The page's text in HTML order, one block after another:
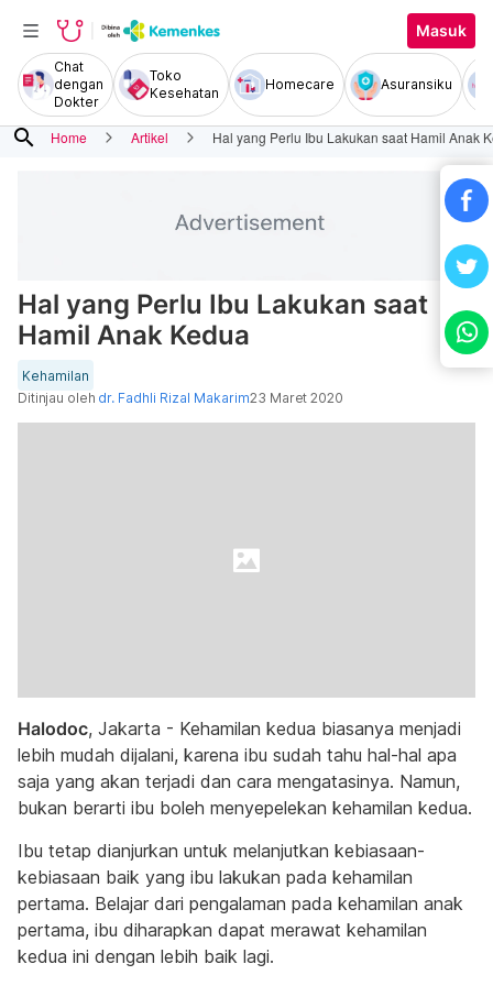
Masuk
Chat
dengan
Dokter
Toko
Kesehatan
Homecare Asuransiku
search Home Artikel Hal yang Perlu Ibu Lakukan saat Hamil Anak
Hal yang Perlu Ibu Lakukan saat
Hamil Anak Kedua
Kehamilan
Ditinjau oleh dr. Fadhli Rizal Makarim23 Maret 2020
Halodoc, Jakarta - Kehamilan kedua biasanya menjadi
lebih mudah dijalani, karena ibu sudah tahu hal-hal apa
saja yang akan terjadi dan cara mengatasinya. Namun,
bukan berarti ibu boleh menyepelekan kehamilan kedua.
Ibu tetap dianjurkan untuk melanjutkan kebiasaan-
kebiasaan baik yang ibu lakukan pada kehamilan
pertama. Belajar dari pengalaman pada kehamilan anak
pertama, ibu diharapkan dapat merawat kehamilan
kedua ini dengan lebih baik lagi.